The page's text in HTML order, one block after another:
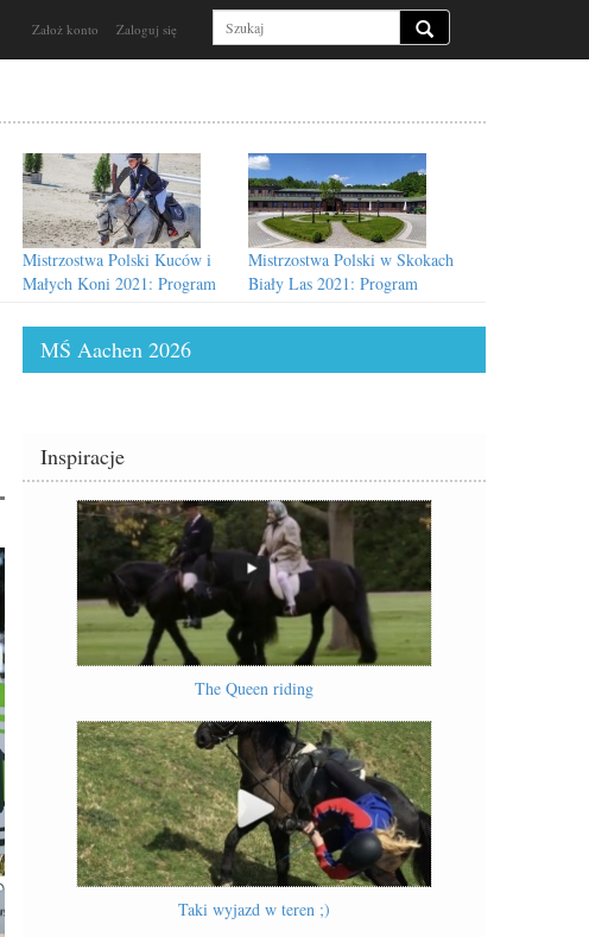
Założ konto Zaloguj się
Mistrzostwa Polski Kuców i
Małych Koni 2021: Program
Mistrzostwa Polski w Skokach
Biały Las 2021: Program
MŚ Aachen 2026
Inspiracje
The Queen riding
Taki wyjazd w teren ;)